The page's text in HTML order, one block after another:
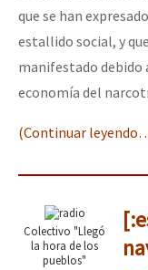
que se han
estallido social, y
manifestado debido
economía del
(Continuar
Colectivo "Llegó
la hora de los
pueblos"